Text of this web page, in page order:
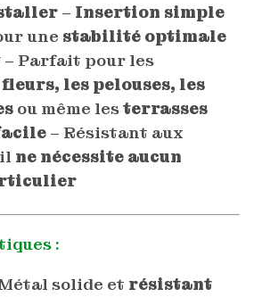
– Insertion simple
une stabilité optimale
– Parfait pour les
les pelouses, les
ou même lesterrasses
– Résistant aux
ne nécessite aucun
:
solide et résistant